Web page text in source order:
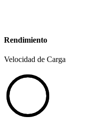
Rendimiento
Velocidad de Carga